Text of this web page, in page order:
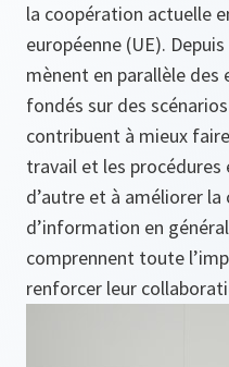
la coopération actuelle
européenne (UE).
mènent en parallèle des
fondés sur des
contribuent à mieux
travail et les
d’autre et à améliorer
d’information en
comprennent toute
renforcer leur